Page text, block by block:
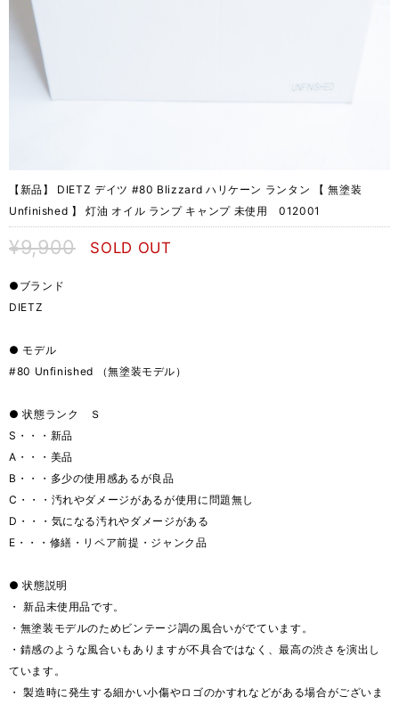
【新品】 DIETZ デイツ #80 Blizzard ハリケーン ランタン 【 無塗装
Unfinished 】 灯油 オイル ランプ キャンプ 未使用 012001
¥9,900 SOLD OUT
●ブランド
DIETZ
● モデル
#80 Unfinished （無塗装モデル）
● 状態ランク Ｓ
S・・・新品
A・・・美品
B・・・多少の使用感あるが良品
C・・・汚れやダメージがあるが使用に問題無し
D・・・気になる汚れやダメージがある
E・・・修繕・リペア前提・ジャンク品
● 状態説明
・ 新品未使用品です。
・無塗装モデルのためビンテージ調の風合いがでています。
・錆感のような風合いもありますが不具合ではなく、最高の渋さを演出し
ています。
・ 製造時に発生する細かい小傷やロゴのかすれなどがある場合がございま